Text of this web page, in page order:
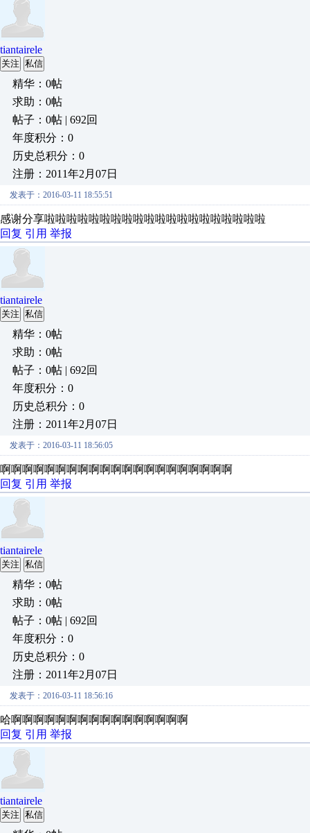
tiantairele
关注 私信
精华：0帖
求助：0帖
帖子：0帖 | 692回
年度积分：0
历史总积分：0
注册：2011年2月07日
发表于：2016-03-11 18:55:51
感谢分享啦啦啦啦啦啦啦啦啦啦啦啦啦啦啦啦啦啦啦啦
回复 引用 举报
tiantairele
关注 私信
精华：0帖
求助：0帖
帖子：0帖 | 692回
年度积分：0
历史总积分：0
注册：2011年2月07日
发表于：2016-03-11 18:56:05
啊啊啊啊啊啊啊啊啊啊啊啊啊啊啊啊啊啊啊啊啊
回复 引用 举报
tiantairele
关注 私信
精华：0帖
求助：0帖
帖子：0帖 | 692回
年度积分：0
历史总积分：0
注册：2011年2月07日
发表于：2016-03-11 18:56:16
哈啊啊啊啊啊啊啊啊啊啊啊啊啊啊啊啊
回复 引用 举报
tiantairele
关注 私信